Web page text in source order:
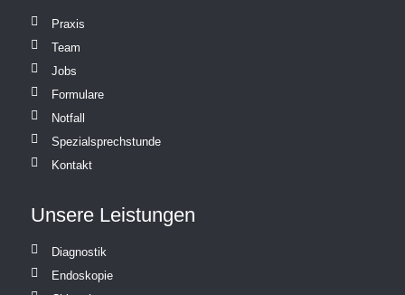
Praxis
Team
Jobs
Formulare
Notfall
Spezialsprechstunde
Kontakt
Unsere Leistungen
Diagnostik
Endoskopie